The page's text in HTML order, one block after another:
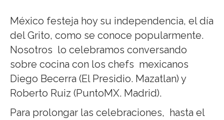
México festeja hoy su independencia, el día
del Grito, como se conoce popularmente.
Nosotros lo celebramos conversando
sobre cocina con los chefs mexicanos
Diego Becerra (El Presidio. Mazatlan) y
Roberto Ruiz (PuntoMX. Madrid).
Para prolongar las celebraciones, hasta el